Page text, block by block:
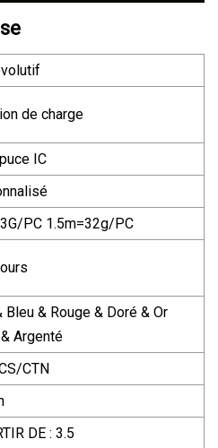
de charge
IC
PC 1.5m=32g/PC
Bleu & Rouge & Doré & Or
Argenté
CTN
DE : 3.5